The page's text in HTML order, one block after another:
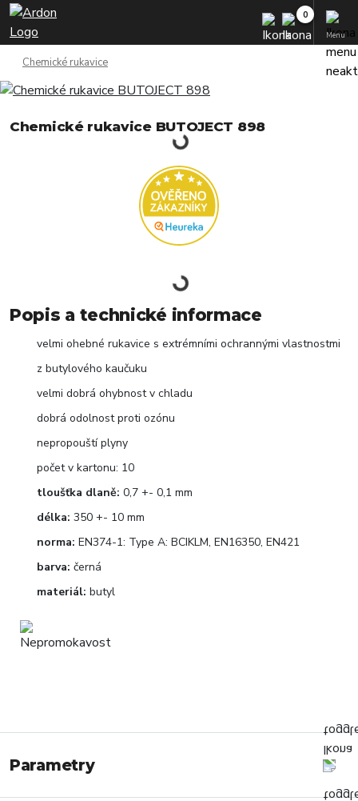
Menu
Chemické rukavice
Chemické rukavice BUTOJECT 898
Popis a technické informace
velmi ohebné rukavice s extrémními ochrannými vlastnostmi
z butylového kaučuku
velmi dobrá ohybnost v chladu
dobrá odolnost proti ozónu
nepropouští plyny
počet v kartonu: 10
tloušťka dlaně: 0,7 +- 0,1 mm
délka: 350 +- 10 mm
norma: EN374-1: Type A: BCIKLM, EN16350, EN421
barva: černá
materiál: butyl
Parametry